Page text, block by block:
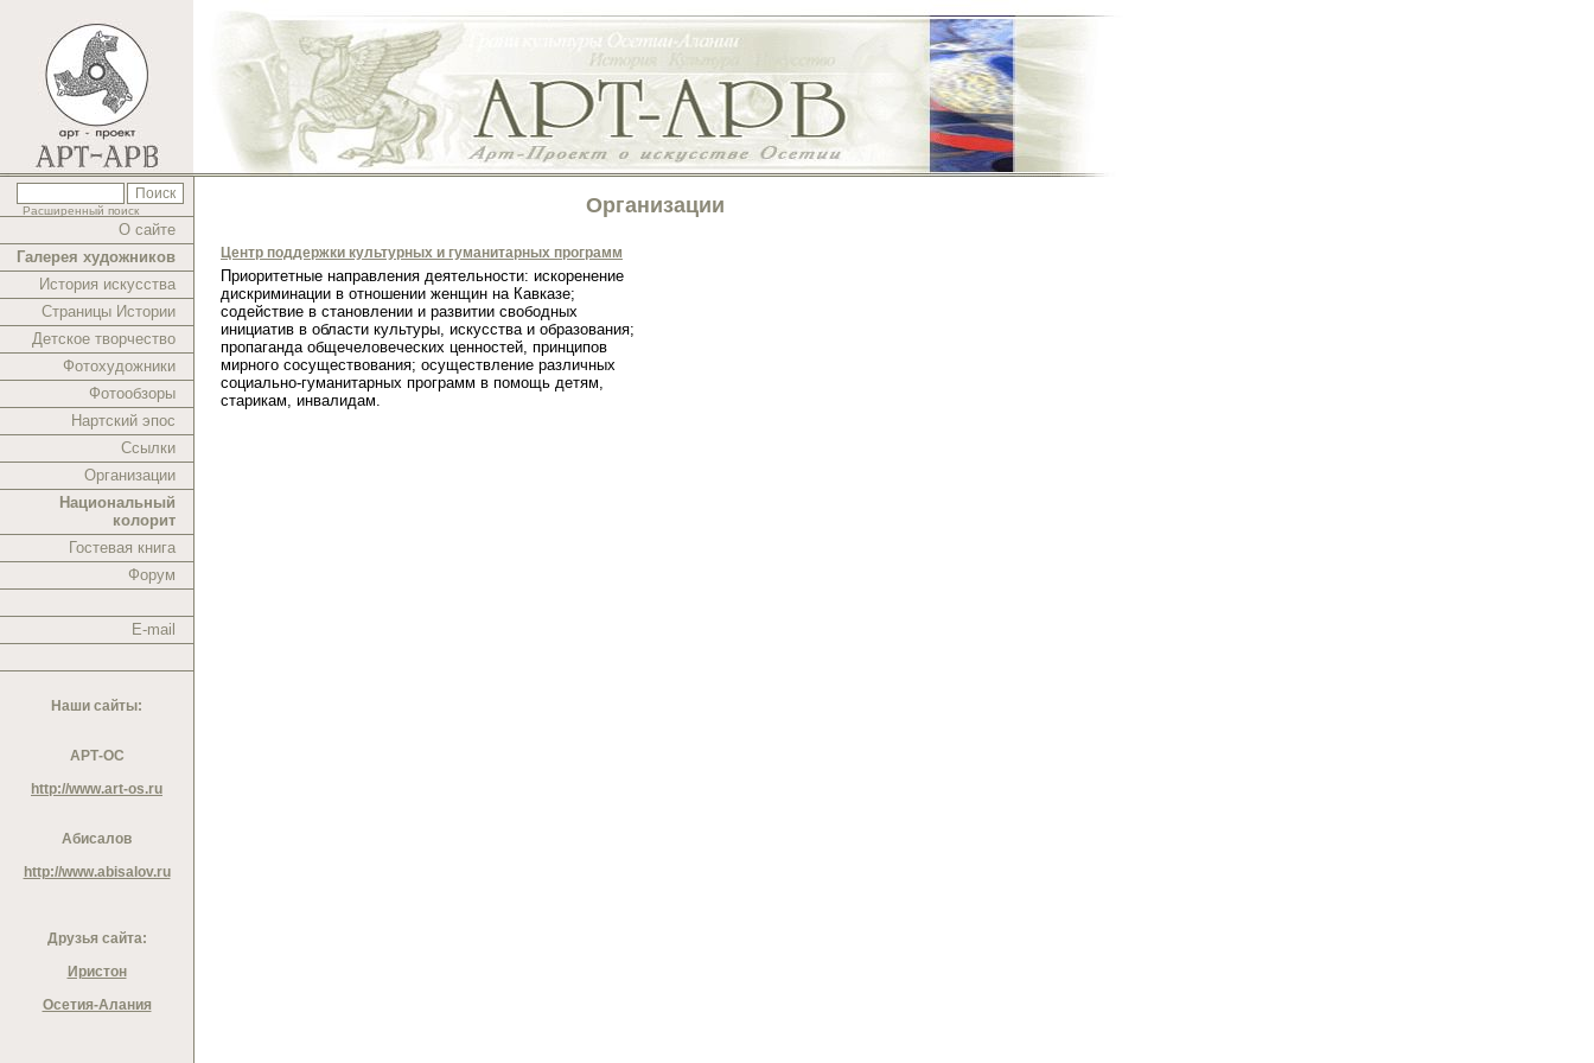
Расширенный поиск
О сайте
Галерея художников
История искусства
Страницы Истории
Детское творчество
Фотохудожники
Фотообзоры
Нартский эпос
Ссылки
Организации
Национальный
колорит
Гостевая книга
Форум
E-mail
Наши сайты:
АРТ-ОС
http://www.art-os.ru
Абисалов
http://www.abisalov.ru
Друзья сайта:
Иристон
Осетия-Алания
Организации
Центр поддержки культурных и гуманитарных программ
Приоритетные направления деятельности: искоренение
дискриминации в отношении женщин на Кавказе;
содействие в становлении и развитии свободных
инициатив в области культуры, искусства и образования;
пропаганда общечеловеческих ценностей, принципов
мирного сосуществования; осуществление различных
социально-гуманитарных программ в помощь детям,
старикам, инвалидам.